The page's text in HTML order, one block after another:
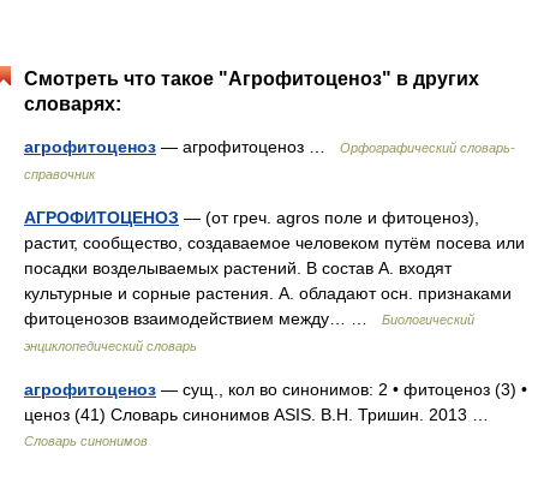
Смотреть что такое "Агрофитоценоз" в других
словарях:
агрофитоценоз — агрофитоценоз …
Орфографический словарь-
справочник
АГРОФИТОЦЕНОЗ — (от греч. agros поле и фитоценоз),
растит, сообщество, создаваемое человеком путём посева или
посадки возделываемых растений. В состав А. входят
культурные и сорные растения. А. обладают осн. признаками
фитоценозов взаимодействием между… …
Биологический
энциклопедический словарь
агрофитоценоз — сущ., кол во синонимов: 2 • фитоценоз (3) •
ценоз (41) Словарь синонимов ASIS. В.Н. Тришин. 2013 …
Словарь синонимов